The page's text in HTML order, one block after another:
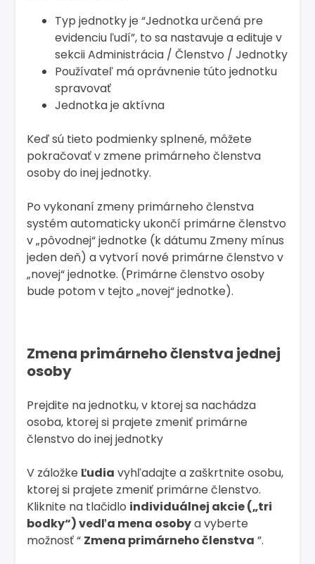
Typ jednotky je “Jednotka určená pre
evidenciu ľudí”, to sa nastavuje a edituje v
sekcii Administrácia / Členstvo / Jednotky
Používateľ má oprávnenie túto jednotku
spravovať
Jednotka je aktívna
Keď sú tieto podmienky splnené, môžete
pokračovať v zmene primárneho členstva
osoby do inej jednotky.
Po vykonaní zmeny primárneho členstva
systém automaticky ukončí primárne členstvo
v „pôvodnej“ jednotke (k dátumu Zmeny mínus
jeden deň) a vytvorí nové primárne členstvo v
„novej“ jednotke. (Primárne členstvo osoby
bude potom v tejto „novej“ jednotke).
Zmena primárneho členstva jednej
osoby
Prejdite na jednotku, v ktorej sa nachádza
osoba, ktorej si prajete zmeniť primárne
členstvo do inej jednotky
V záložke Ľudia vyhľadajte a zaškrtnite osobu,
ktorej si prajete zmeniť primárne členstvo.
Kliknite na tlačidlo individuálnej akcie („tri
bodky“) vedľa mena osobya vyberte
možnosť “ Zmena primárneho členstva ”.